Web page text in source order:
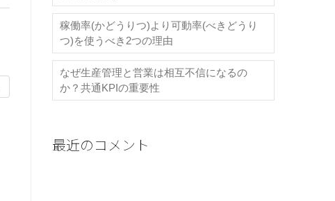
稼働率(かどうりつ)より可動率(べきどうり
つ)を使うべき2つの理由
なぜ生産管理と営業は相互不信になるの
か？共通KPIの重要性
最近のコメント